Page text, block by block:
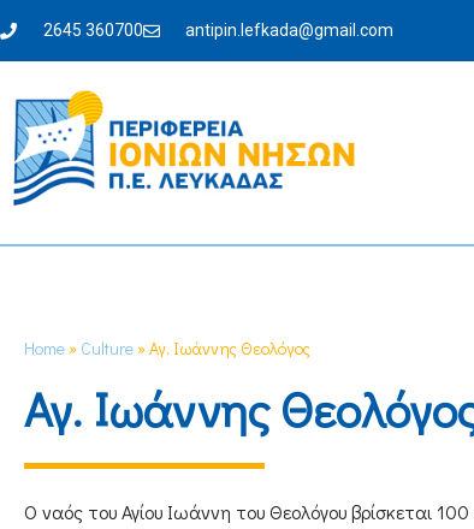
2645 360700 antipin.lefkada@gmail.com
Home » Culture »Αγ. Ιωάννης Θεολόγος
Αγ. Ιωάννης
Ο ναός του Αγίου Ιωάννη του Θεολόγου βρίσκεται